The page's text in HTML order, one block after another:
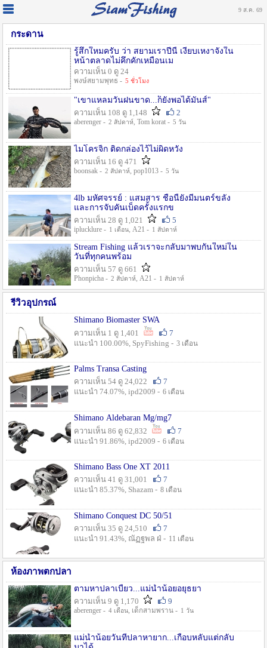
9 ส.ค. 69
กระดาน
รู้สึกใหมครับ ว่า สยามเราปีนี้ เงียบเหงาจังใน
หน้าตลาดไม่คึกคักเหมือนเม
ความเห็น 0 ดู 24
พงษ์สยามพุทธ - 5 ชั่วโมง
"เขาแหลมวันฝนขาด...ก็ยังพอได้มันส์"
ความเห็น 108 ดู 1,148
2
aberenger - 2 สัปดาห์, Tom korat - 5 วัน
ไมโครจิ้ก ติดกล่องไว้ไม่ผิดหวัง
ความเห็น 16 ดู 471
boonsak - 2 สัปดาห์, pop1013 - 5 วัน
4lb มหัศจรรย์ : แสมสาร ชื่อนี้ยังมีมนตร์ขลัง
และการจับคันเบ็ดครั้งแรกข
ความเห็น 28 ดู 1,021
5
iplucklure - 1 เดือน, A21 - 1 สัปดาห์
Stream Fishing แล้วเราจะกลับมาพบกันใหม่ใน
วันที่ทุกคนพร้อม
ความเห็น 57 ดู 661
Phonpicha - 2 สัปดาห์, A21 - 1 สัปดาห์
รีวิวอุปกรณ์
Shimano Biomaster SWA
ความเห็น 1 ดู 1,401
7
แนะนำ 100.00%, SpyFishing - 3 เดือน
Palms Transa Casting
ความเห็น 54 ดู 24,022
7
แนะนำ 74.07%, ipd2009 - 6 เดือน
Shimano Aldebaran Mg/mg7
ความเห็น 86 ดู 62,832
7
แนะนำ 91.86%, ipd2009 - 6 เดือน
Shimano Bass One XT 2011
ความเห็น 41 ดู 31,001
7
แนะนำ 85.37%, Shazam - 8 เดือน
Shimano Conquest DC 50/51
ความเห็น 35 ดู 24,510
7
แนะนำ 91.43%, ณัฏฐพล ฝ่ - 11 เดือน
ห้องภาพตกปลา
ตามหาปลาเบี้ยว...แม่น้ำน้อยอยุธยา
ความเห็น 9 ดู 1,170
9
aberenger - 4 เดือน, เด็กสามพราน - 1 วัน
แม่น้ำน้อยวันที่ปลาหายาก...เกือบหลับแต่กลับ